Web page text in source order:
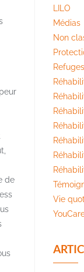
de
LILO
Médias
Non
Vie